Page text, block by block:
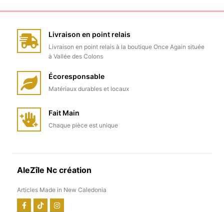
Livraison en point relais
Livraison en point relais à la boutique Once Again située
à Vallée des Colons
Écoresponsable
Matériaux durables et locaux
Fait Main
Chaque pièce est unique
AleZîle Nc création
Articles Made in New Caledonia